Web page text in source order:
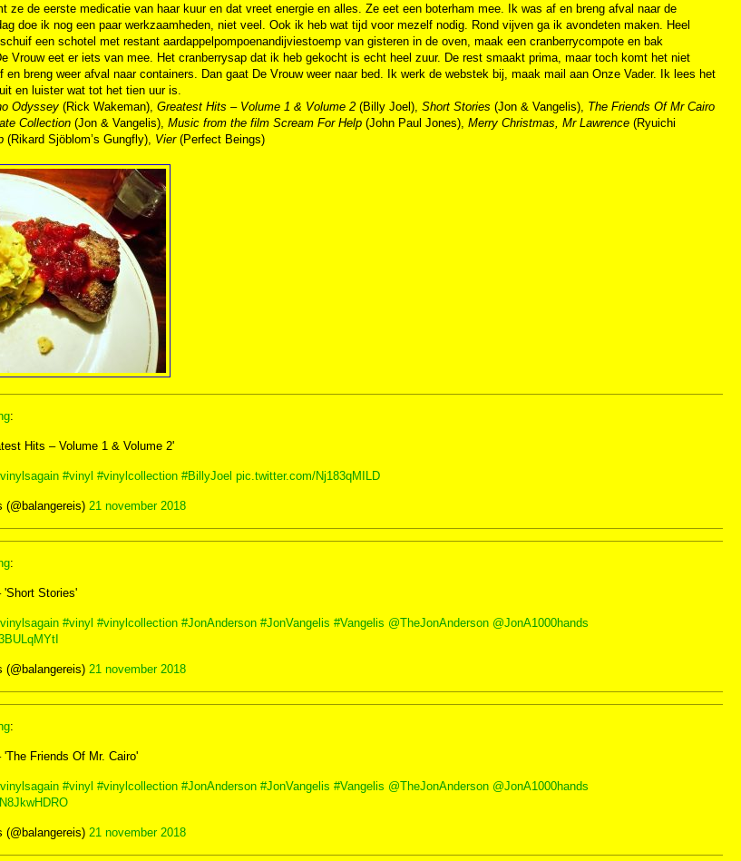
ze de eerste medicatie van haar kuur en dat vreet energie en alles. Ze eet een boterham mee. Ik was af en breng afval naar de
doe ik nog een paar werkzaamheden, niet veel. Ook ik heb wat tijd voor mezelf nodig. Rond vijven ga ik avondeten maken. Heel
een schotel met restant aardappelpompoenandijviestoemp van gisteren in de oven, maak een cranberrycompote en bak
Vrouw eet er iets van mee. Het cranberrysap dat ik heb gekocht is echt heel zuur. De rest smaakt prima, maar toch komt het niet
en breng weer afval naar containers. Dan gaat De Vrouw weer naar bed. Ik werk de webstek bij, maak mail aan Onze Vader. Ik lees het
en luister wat tot het tien uur is.
Odyssey (Rick Wakeman), Greatest Hits – Volume 1 & Volume 2 (Billy Joel), Short Stories (Jon & Vangelis), The Friends Of Mr Cairo
Collection (Jon & Vangelis), Music from the film Scream For Help (John Paul Jones), Merry Christmas, Mr Lawrence (Ryuichi
(Rikard Sjöblom’s Gungfly), Vier(Perfect Beings)
:
Hits – Volume 1 & Volume 2'
#vinyl #vinylcollection #BillyJoel pic.twitter.com/Nj183qMILD
21 november 2018
:
'Short Stories'
#vinyl #vinylcollection #JonAnderson #JonVangelis #Vangelis @TheJonAnderson @JonA1000hands
21 november 2018
:
Friends Of Mr. Cairo'
#vinyl #vinylcollection #JonAnderson #JonVangelis #Vangelis @TheJonAnderson @JonA1000hands
21 november 2018